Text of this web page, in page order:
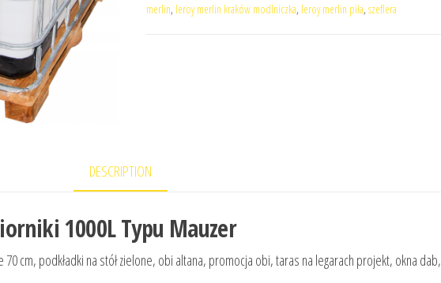
merlin, leroy merlin kraków modlniczka, leroy merlin piła, szeflera
DESCRIPTION
1000L Typu Mauzer
cm, podkładki na stół zielone, obi altana, promocja obi, taras na legarach projekt, okna dab,